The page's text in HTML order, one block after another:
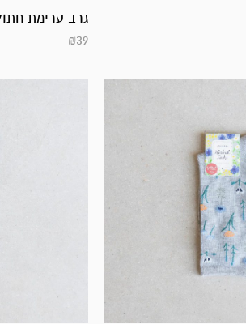
גרב ערימת חתול |
₪39